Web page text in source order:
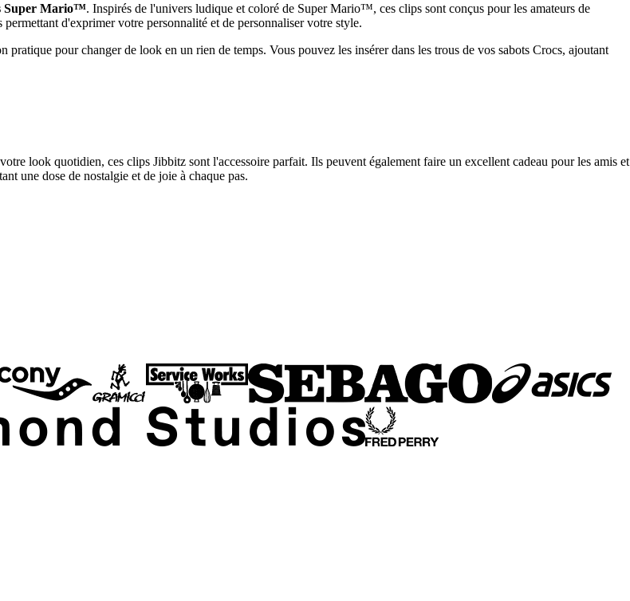
Super Mario™. Inspirés de l'univers ludique et coloré de Super Mario™, ces clips sont conçus pour les amateurs de
d'exprimer votre personnalité et de personnaliser votre style.
pour changer de look en un rien de temps. Vous pouvez les insérer dans les trous de vos sabots Crocs, ajoutant
look quotidien, ces clips Jibbitz sont l'accessoire parfait. Ils peuvent également faire un excellent cadeau pour les amis et
une dose de nostalgie et de joie à chaque pas.